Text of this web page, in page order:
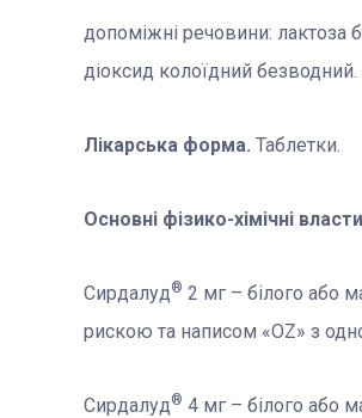
допоміжні речовини: лактоза
діоксид колоїдний безводний.
Лікарська форма. Таблетки.
Основні фізико-хімічні
Сирдалуд® 2 мг – білого або
рискою та написом «OZ» з
Сирдалуд® 4 мг – білого або